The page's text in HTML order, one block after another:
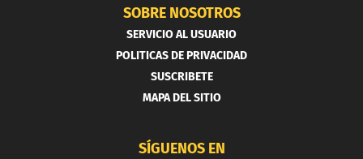
SOBRE NOSOTROS
SERVICIO AL USUARIO
POLITICAS DE PRIVACIDAD
SUSCRIBETE
MAPA DEL SITIO
SÍGUENOS EN